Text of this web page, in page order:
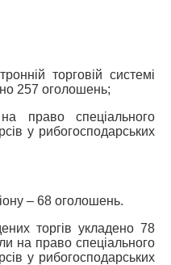
торговій системі
257 оголошень;
право спеціального
у рибогосподарських
– 68 оголошень.
торгів укладено 78
на право спеціального
у рибогосподарських